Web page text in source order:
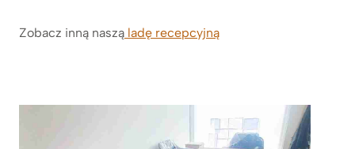
Zobacz inną naszą ladę recepcyjną